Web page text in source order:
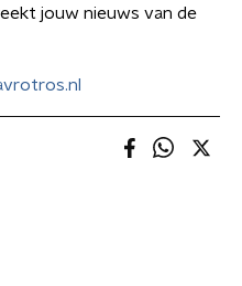
jouw nieuws van de